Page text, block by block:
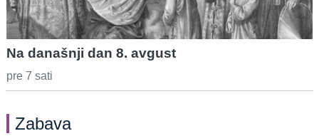
Na današnji dan 8. avgust
pre 7 sati
Zabava